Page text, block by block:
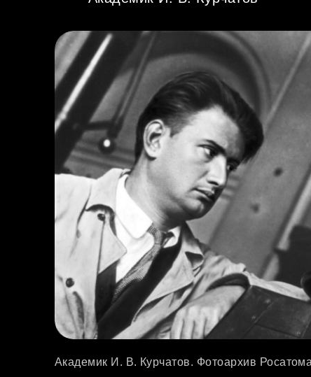
Академик И. В. Курчатов. Фотоархив Росатома